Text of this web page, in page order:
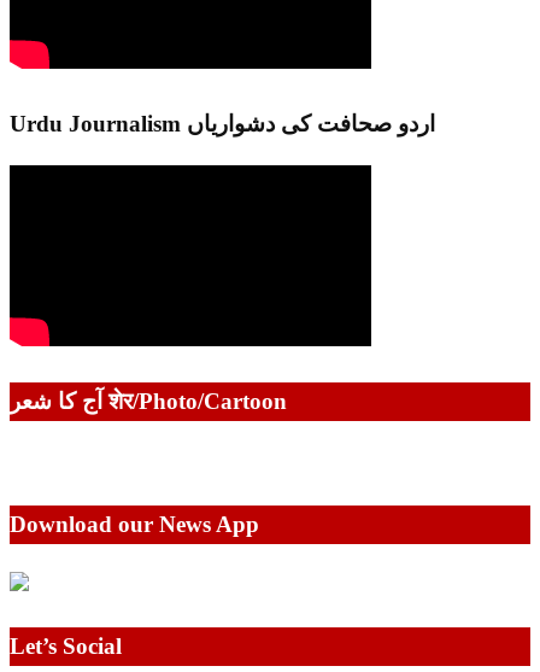
Urdu Journalism اردو صحافت کی دشواریاں
آج کا شعر शेर/Photo/Cartoon
Download our News App
Let’s Social